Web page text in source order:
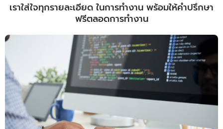
เราใส่ใจทุกรายละเอียด ในการทำงาน พร้อมให้คำปรึกษา
ฟรีตลอดการทำงาน